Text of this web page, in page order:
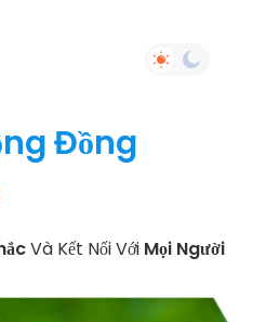
Đồng
Và Kết Nối Với Mọi Người